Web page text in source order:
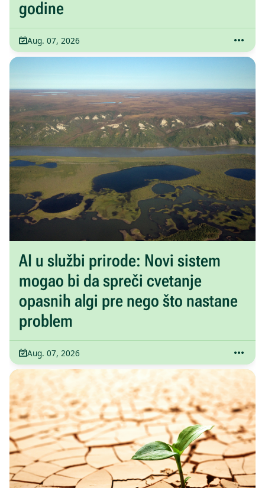
godine
Aug. 07, 2026
AI u službi prirode: Novi sistem
mogao bi da spreči cvetanje
opasnih algi pre nego što nastane
problem
Aug. 07, 2026